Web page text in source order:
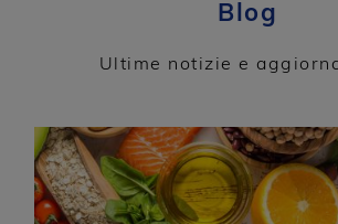
Blog
Ultime notizie e